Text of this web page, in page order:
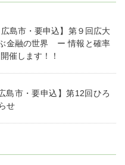
広島市・要申込】第９回広大
金融の世界 ー 情報と確率
催します！！
島市・要申込】第12回ひろ
せ